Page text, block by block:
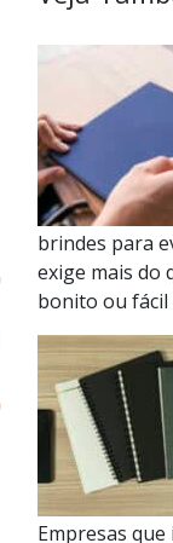
brindes para
exige mais do
bonito ou fácil
Empresas